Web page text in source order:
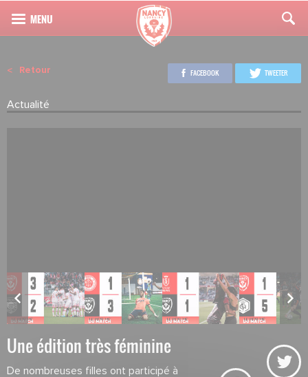
Retour
Actualité
FACEBOOK TWEETER
Une édition très féminine
De nombreuses filles ont participé à